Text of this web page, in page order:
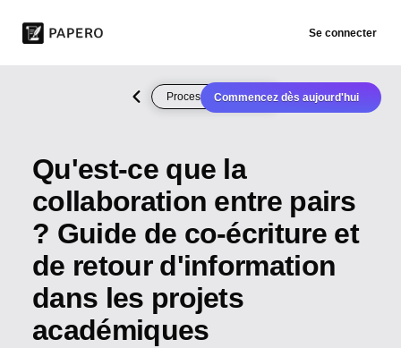
Se connecter
Commencez dès aujourd'hui
Processus d'écriture
Qu'est-ce que la
collaboration entre pairs
? Guide de co-écriture et
de retour d'information
dans les projets
académiques